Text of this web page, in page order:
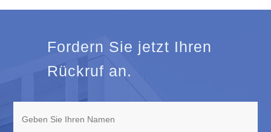
Fordern Sie jetzt Ihren
Rückruf an.